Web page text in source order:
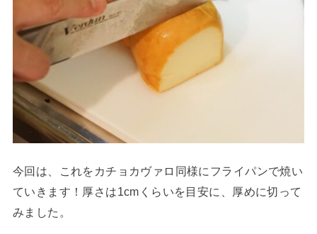
今回は、これをカチョカヴァロ同様にフライパンで焼い
ていきます！厚さは1cmくらいを目安に、厚めに切って
みました。